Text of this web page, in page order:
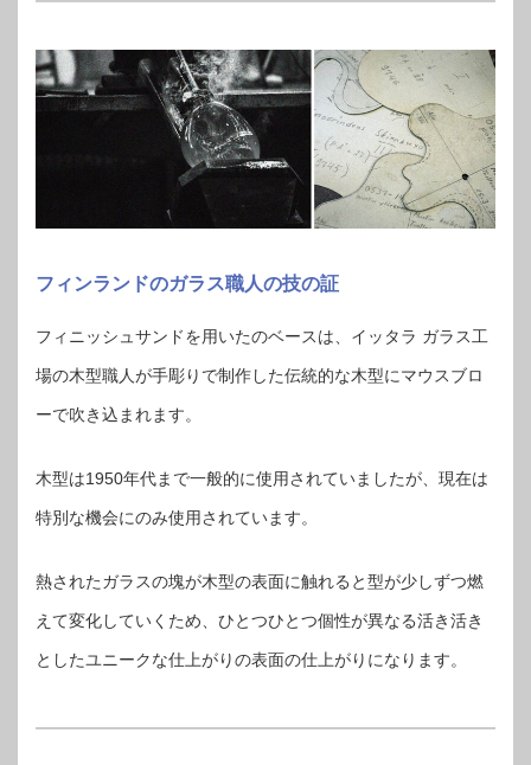
フィンランドのガラス職人の技の証
フィニッシュサンドを用いたのベースは、イッタラ ガラス工
場の木型職人が手彫りで制作した伝統的な木型にマウスブロ
ーで吹き込まれます。
木型は1950年代まで一般的に使用されていましたが、現在は
特別な機会にのみ使用されています。
熱されたガラスの塊が木型の表面に触れると型が少しずつ燃
えて変化していくため、ひとつひとつ個性が異なる活き活き
としたユニークな仕上がりの表面の仕上がりになります。